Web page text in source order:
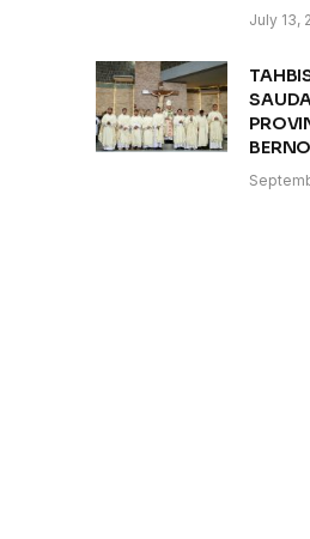
July 13,